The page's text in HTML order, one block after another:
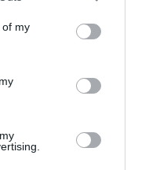
You may click to
its third-party tags to
in below Google
of my